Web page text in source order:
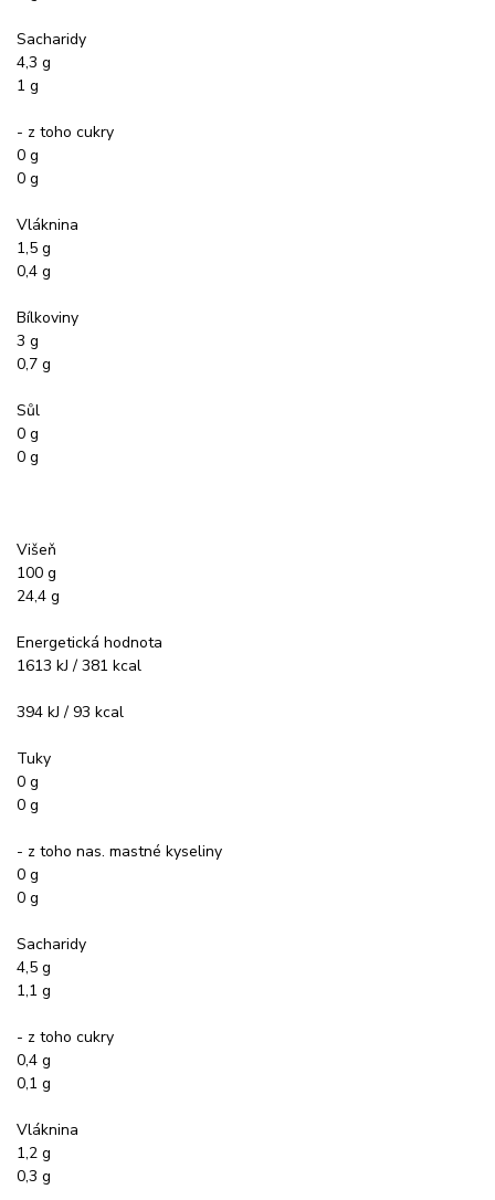
Sacharidy
4,3 g
1 g
- z toho cukry
0 g
0 g
Vláknina
1,5 g
0,4 g
Bílkoviny
3 g
0,7 g
Sůl
0 g
0 g
Višeň
100 g
24,4 g
Energetická hodnota
1613 kJ / 381 kcal
394 kJ / 93 kcal
Tuky
0 g
0 g
- z toho nas. mastné kyseliny
0 g
0 g
Sacharidy
4,5 g
1,1 g
- z toho cukry
0,4 g
0,1 g
Vláknina
1,2 g
0,3 g